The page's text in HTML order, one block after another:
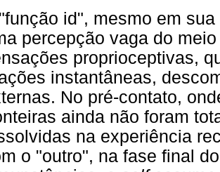
id", mesmo em
percepção vaga do
proprioceptivas,
instantâneas,
No pré-contato,
ainda não foram
na experiência
o "outro", na fase final